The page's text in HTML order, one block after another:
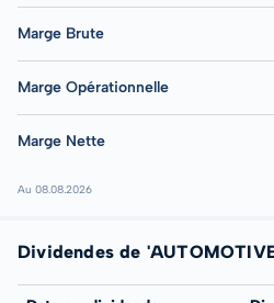
Marge Brute
Marge Opérationnelle
Marge Nette
Au 08.08.2026
Dividendes de